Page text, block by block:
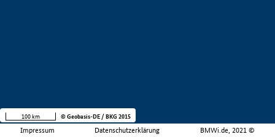
Impressum Datenschutzerklärung BMWi.de, 2021 ©
100 km © Geobasis-DE / BKG 2015